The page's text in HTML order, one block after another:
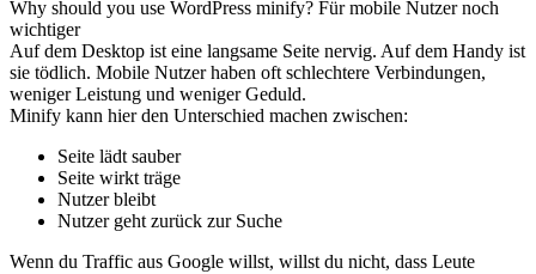
Why should you use WordPress minify? Für mobile Nutzer noch
wichtiger
Auf dem Desktop ist eine langsame Seite nervig. Auf dem Handy ist
sie tödlich. Mobile Nutzer haben oft schlechtere Verbindungen,
weniger Leistung und weniger Geduld.
Minify kann hier den Unterschied machen zwischen:
Seite lädt sauber
Seite wirkt träge
Nutzer bleibt
Nutzer geht zurück zur Suche
Wenn du Traffic aus Google willst, willst du nicht, dass Leute